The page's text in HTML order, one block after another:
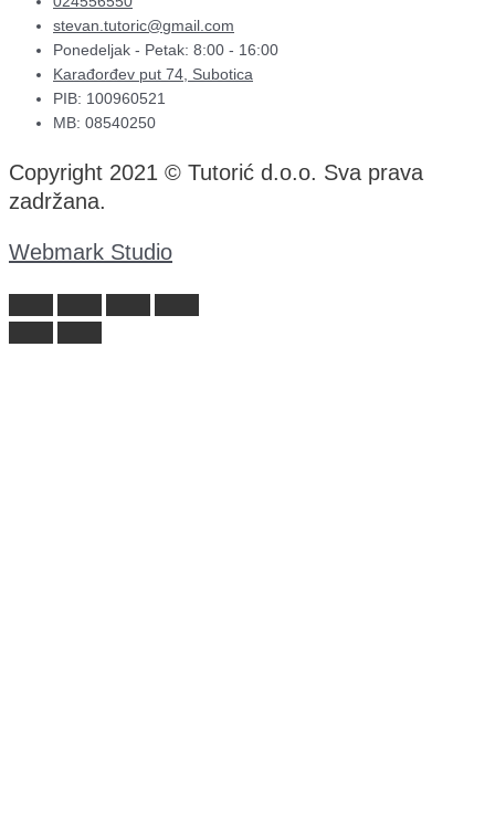
stevan.tutoric@gmail.com
Ponedeljak - Petak: 8:00 - 16:00
Karađorđev put 74, Subotica
PIB: 100960521
MB: 08540250
Copyright 2021 © Tutorić d.o.o. Sva prava
zadržana.
Webmark Studio